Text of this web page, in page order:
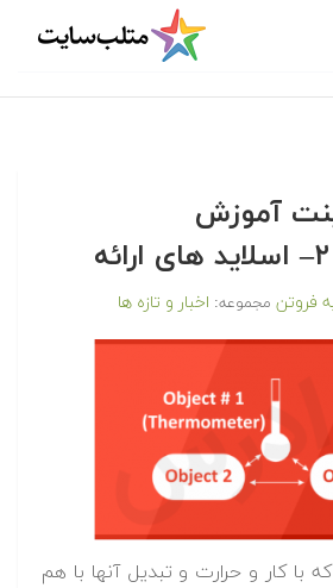
آموزش
فروتن مجموعه: اخبار و تازه ها
با کار و حرارت و تبدیل آنها با هم